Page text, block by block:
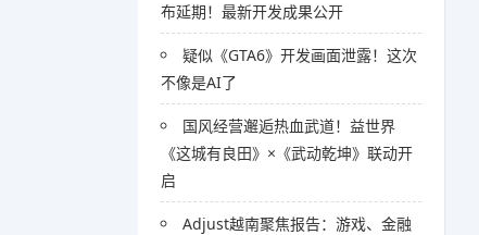
布延期！最新开发成果公开
疑似《GTA6》开发画面泄露！这次
不像是AI了
国风经营邂逅热血武道！益世界
《这城有良田》×《武动乾坤》联动开
启
Adjust越南聚焦报告：游戏、金融